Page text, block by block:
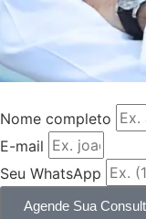
Nome completo
E-mail
Seu WhatsApp
Agende Sua